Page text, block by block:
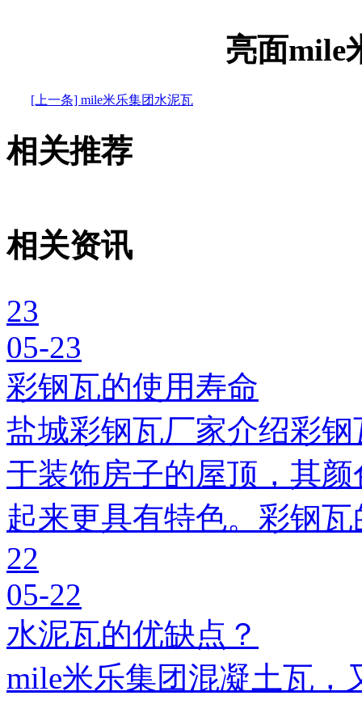
亮面mile
[上一条] mile米乐集团水泥瓦
相关推荐
相关资讯
23
05-23
彩钢瓦的使用寿命
盐城彩钢瓦厂家介绍彩
于装饰房子的屋顶，其
起来更具有特色。彩钢
22
05-22
水泥瓦的优缺点？
mile米乐集团混凝土瓦，